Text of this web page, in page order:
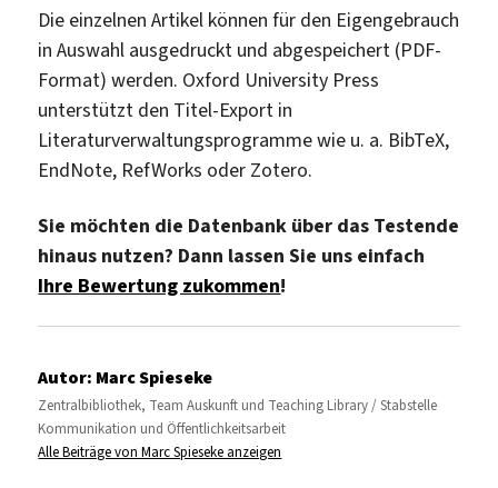
Die einzelnen Artikel können für den Eigengebrauch
in Auswahl ausgedruckt und abgespeichert (PDF-
Format) werden. Oxford University Press
unterstützt den Titel-Export in
Literaturverwaltungsprogramme wie u. a. BibTeX,
EndNote, RefWorks oder Zotero.
Sie möchten die Datenbank über das Testende
hinaus nutzen? Dann lassen Sie uns einfach
Ihre Bewertung zukommen!
Autor: Marc Spieseke
Zentralbibliothek, Team Auskunft und Teaching Library / Stabstelle
Kommunikation und Öffentlichkeitsarbeit
Alle Beiträge von Marc Spieseke anzeigen